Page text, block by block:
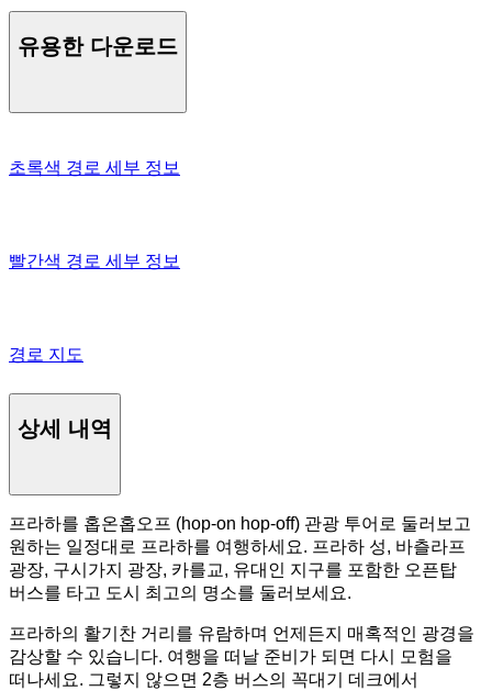
유용한 다운로드
초록색 경로 세부 정보
빨간색 경로 세부 정보
경로 지도
상세 내역
프라하를 홉온홉오프 (hop-on hop-off) 관광 투어로 둘러보고
원하는 일정대로 프라하를 여행하세요. 프라하 성, 바츨라프
광장, 구시가지 광장, 카를교, 유대인 지구를 포함한 오픈탑
버스를 타고 도시 최고의 명소를 둘러보세요.
프라하의 활기찬 거리를 유람하며 언제든지 매혹적인 광경을
감상할 수 있습니다. 여행을 떠날 준비가 되면 다시 모험을
떠나세요. 그렇지 않으면 2층 버스의 꼭대기 데크에서